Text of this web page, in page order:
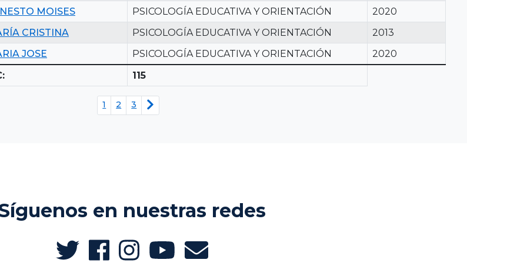
MOISES PSICOLOGÍA EDUCATIVA Y ORIENTACIÓN
2020
CRISTINA
PSICOLOGÍA EDUCATIVA Y ORIENTACIÓN
2013
JOSE
PSICOLOGÍA EDUCATIVA Y ORIENTACIÓN
2020
115
1 2 3
en nuestras redes